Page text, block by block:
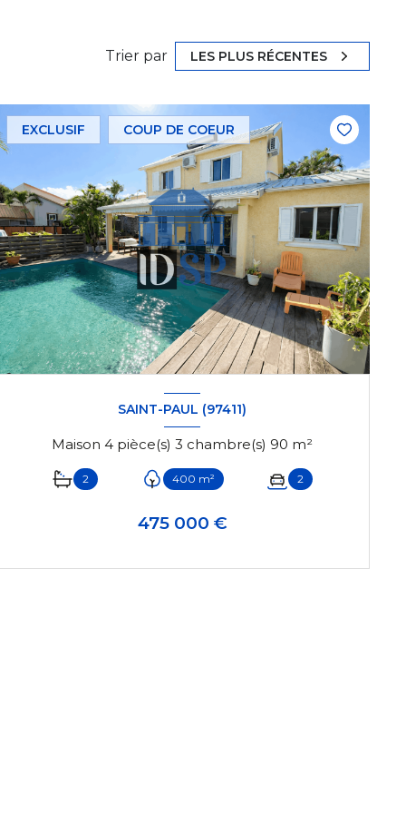
Trier par LES PLUS RÉCENTES
EXCLUSIF COUP DE COEUR
SAINT-PAUL (97411)
Maison 4 pièce(s) 3 chambre(s) 90 m²
2 400 m² 2
475 000 €
VOIR LE BIEN